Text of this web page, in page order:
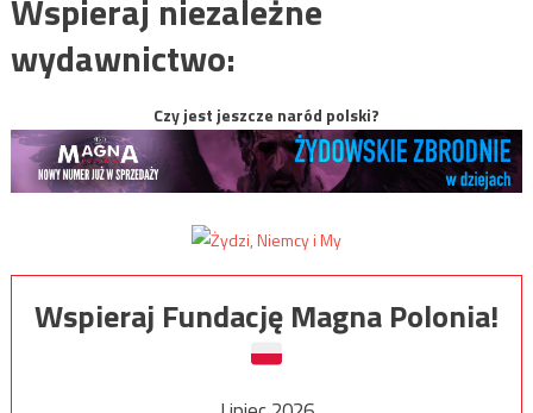
Wspieraj niezależne
wydawnictwo:
Czy jest jeszcze naród polski?
Wspieraj Fundację Magna Polonia!